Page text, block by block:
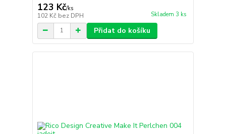
123 Kč/ks
102 Kč bez DPH Skladem 3 ks
Přidat do košíku